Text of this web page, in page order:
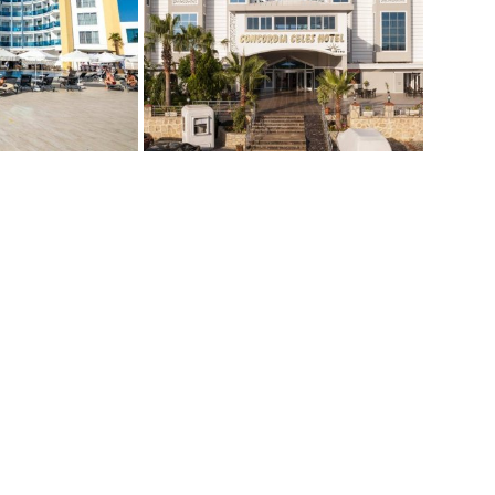
Kolumbija
Kostarika
Meksika